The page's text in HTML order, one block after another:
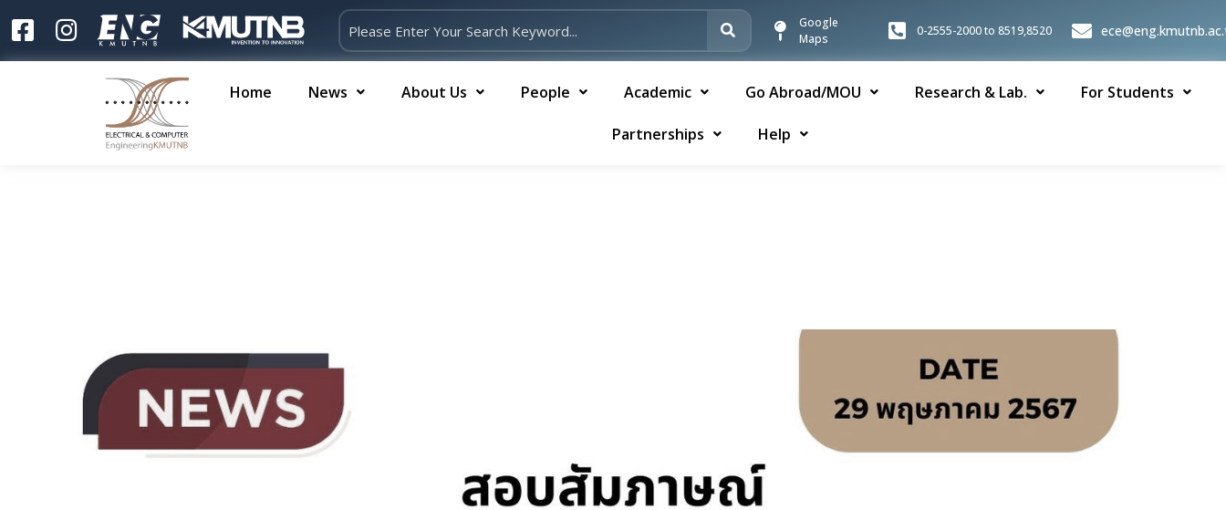
Google
Maps
0-2555-2000 to 8519,8520
Home News About Us People Academic Go Abroad/MOU Research & Lab. For Students
Partnerships Help